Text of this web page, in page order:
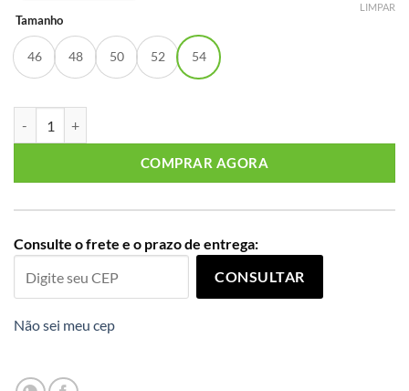
Tamanho
46 48 50 52 54
LIMPAR
COMPRAR AGORA
Consulte o frete e o prazo de entrega:
CONSULTAR
Não sei meu cep